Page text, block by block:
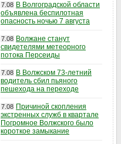
7.08 В Волгоградской области
объявлена беспилотная
опасность ночью 7 августа
7.08 Волжане станут
свидетелями метеорного
потока Персеиды
7.08 В Волжском 73-летний
водитель сбил пьяного
пешехода на переходе
7.08 Причиной скопления
экстренных служб в квартале
Погромное Волжского было
короткое замыкание